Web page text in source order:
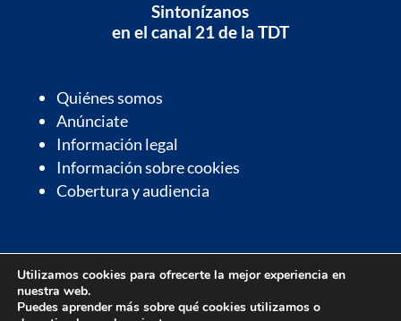
Sintonízanos
en el canal 21 de la TDT
Quiénes somos
Anúnciate
Información legal
Información sobre cookies
Cobertura y audiencia
Información de interés
Contactos de interés
Farmacias de guardia
Utilizamos cookies para ofrecerte la mejor experiencia en
nuestra web.
Puedes aprender más sobre qué cookies utilizamos o